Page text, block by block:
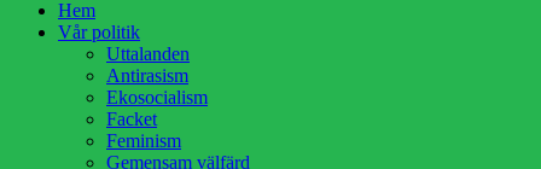
HoppaHem
Vår politik
Uttalanden
Antirasism
Ekosocialism
Facket
Feminism
Gemensam välfärd